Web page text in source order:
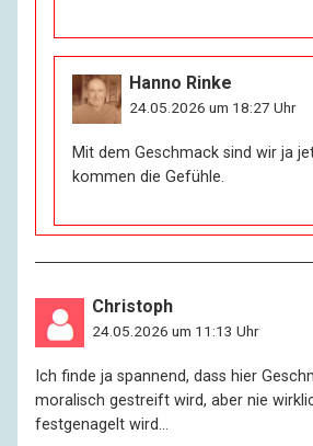
Hanno Rinke
24.05.2026 um 18:27 Uhr
Mit dem Geschmack sind wir ja
kommen die Gefühle.
Christoph
24.05.2026 um 11:13 Uhr
Ich finde ja spannend, dass hier
moralisch gestreift wird, aber nie
festgenagelt wird…